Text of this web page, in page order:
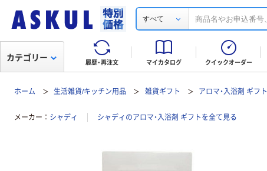
すべて
履歴・再注文 マイカタログ クイックオーダー
カテゴリー
ホーム 生活雑貨/キッチン用品 雑貨ギフト アロマ・入浴剤 ギフト
メーカー シャディ シャディのアロマ・入浴剤 ギフトを全て見る